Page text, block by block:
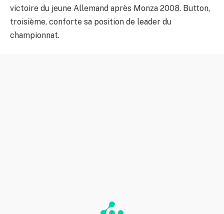
victoire du jeune Allemand après Monza 2008. Button,
troisième, conforte sa position de leader du
championnat.